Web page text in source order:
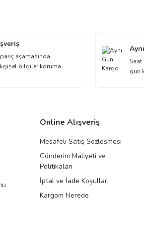
Yorum Yaz
aşamasında
kişisel bilgiler koruma
Saat
gün
Online Alışveriş
Mesafeli Satış Sözleşmesi
Gönderim Maliyeti ve
Politikaları
İptal ve İade Koşulları
Kargom Nerede